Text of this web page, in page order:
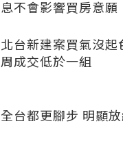
息不會影響買房意願
北台新建案買氣沒起
周成交低於一組
全台都更腳步 明顯